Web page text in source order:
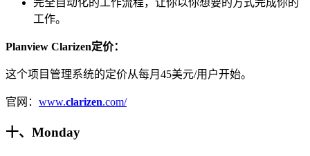
工作。
Planview Clarizen定价：
这个项目管理系统的定价从每月45美元/用户开始。
官网： www.clarizen.com/
十、Monday